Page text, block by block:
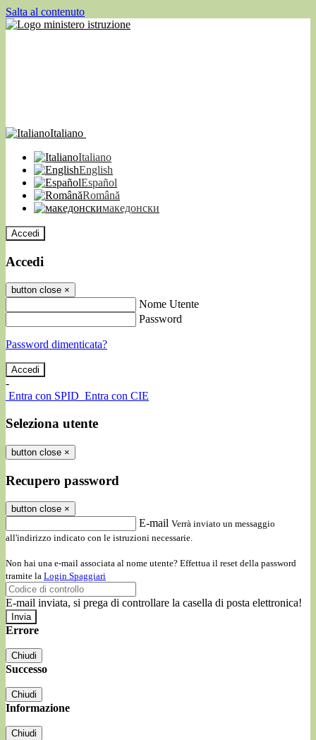
Salta al contenuto
Italiano
Italiano
English
Español
Română
македонски
Accedi
Accedi
button close ×
Nome Utente
Password
Password dimenticata?
-
Entra con SPID Entra con CIE
Seleziona utente
button close ×
Recupero password
button close ×
E-mail Verrà inviato un messaggio
all'indirizzo indicato con le istruzioni necessarie.
Non hai una e-mail associata al nome utente? Effettua il reset della password
tramite la Login Spaggiari
E-mail inviata, si prega di controllare la casella di posta elettronica!
Errore
Chiudi
Successo
Chiudi
Informazione
Chiudi